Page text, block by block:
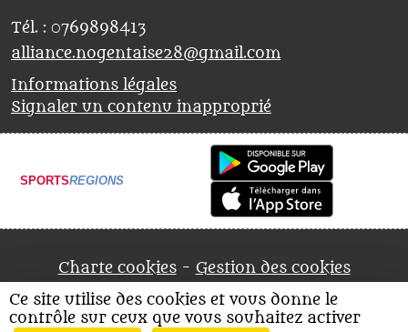
Tél. : 0769898413
alliance.nogentaise28@gmail.com
Informations légales
Signaler un contenu inapproprié
SPORTSREGIONS
Charte cookies Gestion des cookies
Ce site utilise des cookies et vous donne le
contrôle sur ceux que vous souhaitez activer